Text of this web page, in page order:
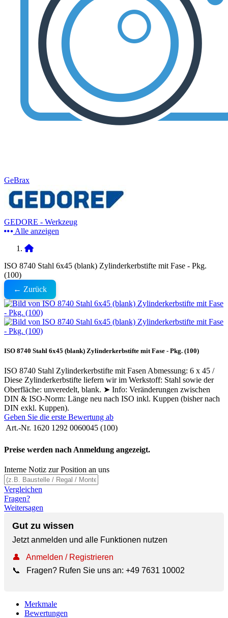
GeBrax
GEDORE - Werkzeug
Alle anzeigen
ISO 8740 Stahl 6x45 (blank) Zylinderkerbstifte mit Fase - Pkg.
(100)
← Zurück
ISO 8740 Stahl 6x45 (blank) Zylinderkerbstifte mit Fase - Pkg. (100)
ISO 8740 Stahl Zylinderkerbstifte mit Fasen Abmessung: 6 x 45 /
Diese Zylinderkerbstifte liefern wir im Werkstoff: Stahl sowie der
Oberfläche: unveredelt, blank. ➤ Info: Veränderungen zwischen
DIN & ISO-Norm: Länge neu nach ISO inkl. Kuppen (bisher nach
DIN exkl. Kuppen).
Geben Sie die erste Bewertung ab
Art.-Nr. 1620 1292 0060045 (100)
Preise werden nach Anmeldung angezeigt.
Interne Notiz zur Position an uns
Vergleichen
Fragen?
Weitersagen
Gut zu wissen
Jetzt anmelden und alle Funktionen nutzen
👤
Anmelden / Registrieren
📞
Fragen? Rufen Sie uns an: +49 7631 10002
Merkmale
Bewertungen